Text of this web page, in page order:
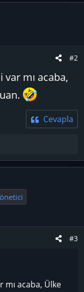
#2
mı acaba,
Cevapla
#3
acaba, Ülke